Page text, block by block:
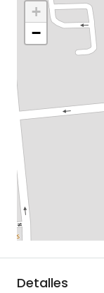
+
−
Detalles